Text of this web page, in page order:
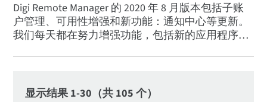
Digi Remote Manager 的 2020 年 8 月版本包括子账
户管理、可用性增强和新功能：通知中心等更新。
我们每天都在努力增强功能，包括新的应用程序接
显示结果 1-30（共 105 个）